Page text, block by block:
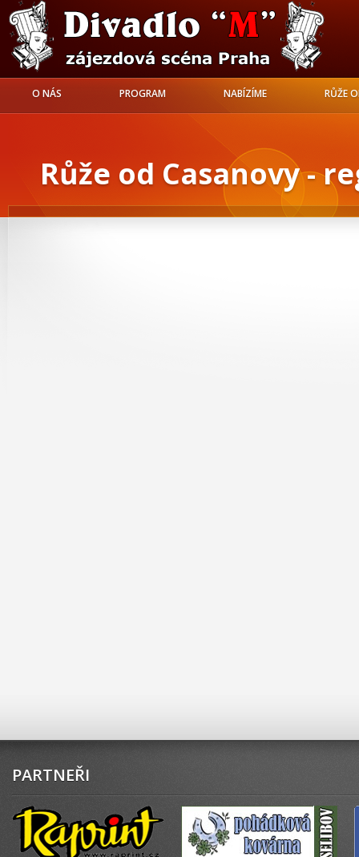
O NÁS PROGRAM NABÍZÍME RŮŽE
Růže od Casanovy -
PARTNEŘI